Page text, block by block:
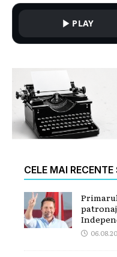
PLAY
CELE MAI RECENTE